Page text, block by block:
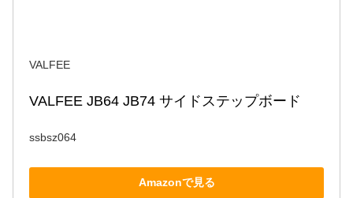
VALFEE
VALFEE JB64 JB74 サイドステップボード
ssbsz064
Amazonで見る